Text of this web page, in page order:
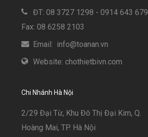
ĐT: 08 3727 1298 - 0914 643 679
Fax: 08 6258 2103
Email: info@toanan.vn
Website: chothietbivn.com
Chi Nhánh Hà Nội
2/29 Đại Từ, Khu Đô Thị Đại Kim, Q.
Hoàng Mai, TP. Hà Nội